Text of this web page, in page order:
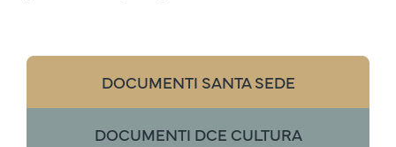
DOCUMENTI SANTA SEDE
DOCUMENTI DCE CULTURA